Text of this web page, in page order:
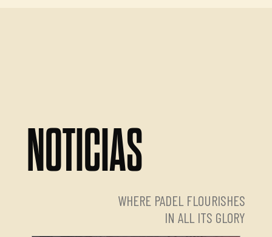
NOTICIAS
WHERE PADEL FLOURISHES
IN ALL ITS GLORY